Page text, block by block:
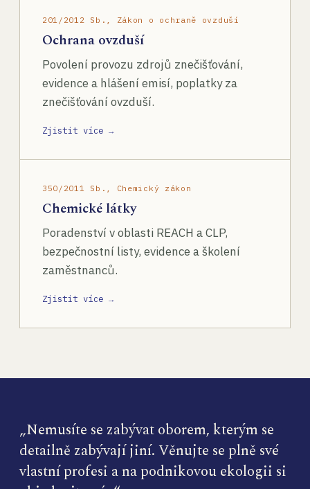
201/2012 Sb., Zákon o ochraně ovzduší
Ochrana ovzduší
Povolení provozu zdrojů znečišťování,
evidence a hlášení emisí, poplatky za
znečišťování ovzduší.
Zjistit více →
350/2011 Sb., Chemický zákon
Chemické látky
Poradenství v oblasti REACH a CLP,
bezpečnostní listy, evidence a školení
zaměstnanců.
Zjistit více →
„Nemusíte se zabývat oborem, kterým se
detailně zabývají jiní. Věnujte se plně své
vlastní profesi a na podnikovou ekologii si